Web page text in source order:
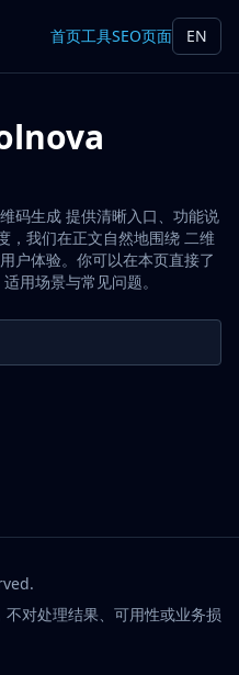
首页工具SEO页面 EN
码生成 提供清晰入口、功能说
，我们在正文自然地围绕 二维
户体验。你可以在本页直接了
用场景与常见问题。
不对处理结果、可用性或业务损